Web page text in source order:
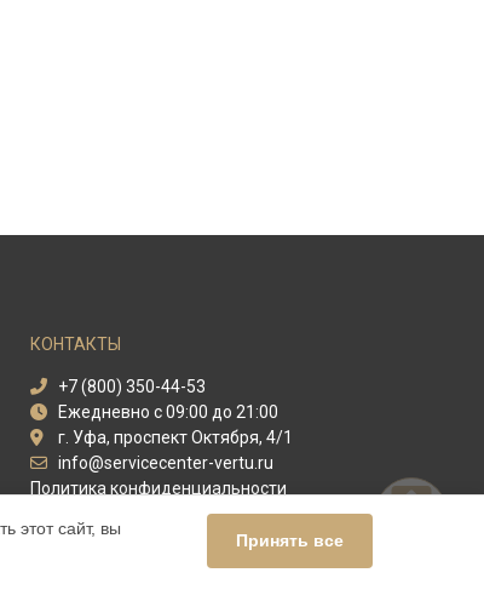
КОНТАКТЫ
+7 (800) 350-44-53
Ежедневно с 09:00 до 21:00
г. Уфа, проспект Октября, 4/1
info@servicecenter-vertu.ru
Политика конфиденциальности
Способы оплаты
этот сайт, вы
Принять все